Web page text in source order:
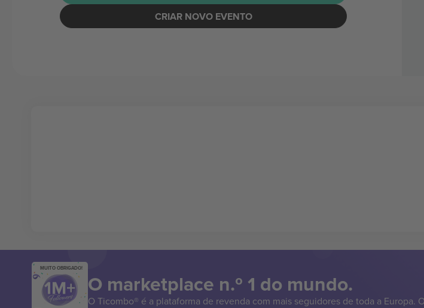
CRIAR NOVO EVENTO
MUITO OBRIGADO!
O marketplace n.º 1 do mundo.
O Ticombo® é a plataforma de revenda com mais seguidores de toda a Europa.